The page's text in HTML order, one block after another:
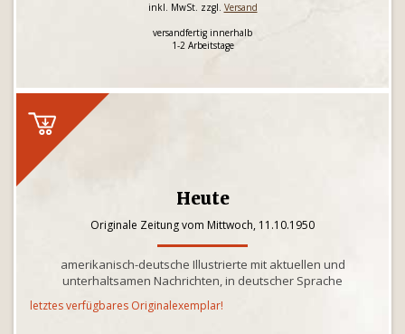
inkl. MwSt. zzgl. Versand
versandfertig innerhalb
1-2 Arbeitstage
Heute
Originale Zeitung vom Mittwoch, 11.10.1950
amerikanisch-deutsche Illustrierte mit aktuellen und
unterhaltsamen Nachrichten, in deutscher Sprache
letztes verfügbares Originalexemplar!